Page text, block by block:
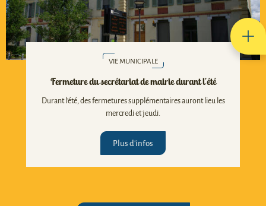
VIE MUNICIPALE
Fermeture du secrétariat de mairie durant l'été
Durant l'été, des fermetures supplémentaires auront lieu les
mercredi et jeudi.
Plus d'infos